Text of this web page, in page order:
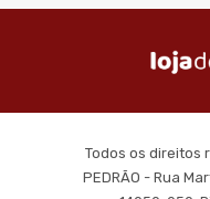
Todos os direitos
PEDRÃO - Rua